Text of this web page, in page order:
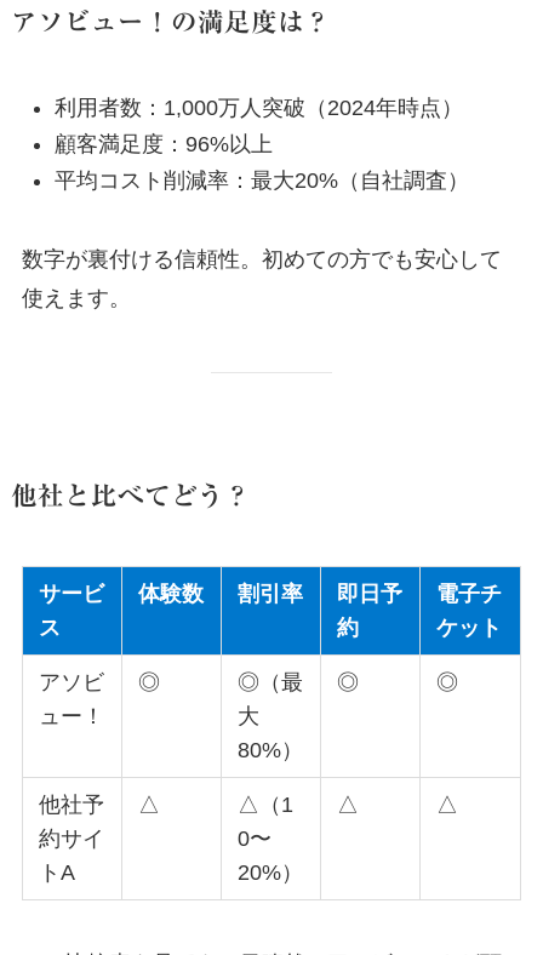
アソビュー！の満足度は？
利用者数：1,000万人突破（2024年時点）
顧客満足度：96%以上
平均コスト削減率：最大20%（自社調査）
数字が裏付ける信頼性。初めての方でも安心して
使えます。
他社と比べてどう？
サービ
ス
体験数 割引率
即日予
約
電子チ
ケット
アソビ
ュー！
◎
◎（最
大
80%）
◎ ◎
他社予
約サイ
トA
△
△（1
0〜
20%）
△ △